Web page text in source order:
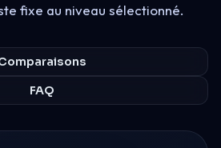
fixe au niveau sélectionné.
FAQ